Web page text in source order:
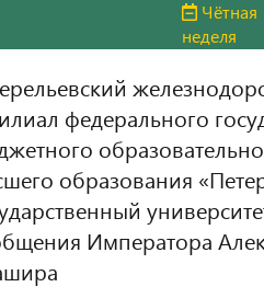
Чётная
неделя
федерального
образования
Императора